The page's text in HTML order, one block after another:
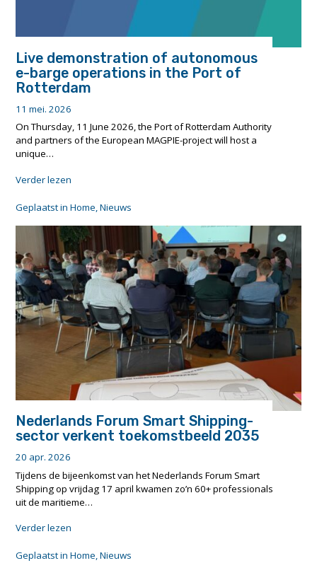
Live demonstration of autonomous
e-barge operations in the Port of
Rotterdam
11 mei. 2026
On Thursday, 11 June 2026, the Port of Rotterdam Authority
and partners of the European MAGPIE-project will host a
unique…
Verder lezen
of
autonomous
e-
barge
operations
in
the
Port
of
Rotterdam"
Geplaatst inHome,Nieuws
Nederlands Forum Smart Shipping-
sector verkent toekomstbeeld 2035
20 apr. 2026
Tijdens de bijeenkomst van het Nederlands Forum Smart
Shipping op vrijdag 17 april kwamen zo’n 60+ professionals
uit de maritieme…
Verder lezen
Smart
Geplaatst inHome,Nieuws